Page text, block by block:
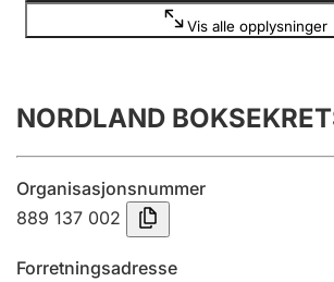
Årsrekneskap
Innsending og forseinkingsgebyr
Tinglysing
Vis alle opplysninger
NORDLAND
Organisasjonsnummer
889 137 002
Forretningsadresse